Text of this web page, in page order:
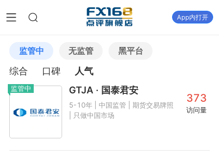
App内打开
监管中 无监管 黑平台
综合 口碑 人气
监管中 GTJA · 国泰君安
5-10年 | 中国监管 | 期货交易牌照
| 只做中国市场
373
访问量